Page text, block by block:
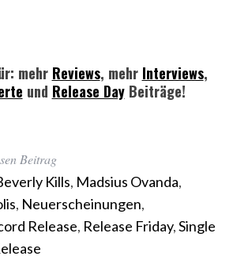
mehr Reviews, mehr Interviews,
und Release DayBeiträge!
Beitrag
Kills, Madsius Ovanda,
, Neuerscheinungen,
Release, Release Friday,Single